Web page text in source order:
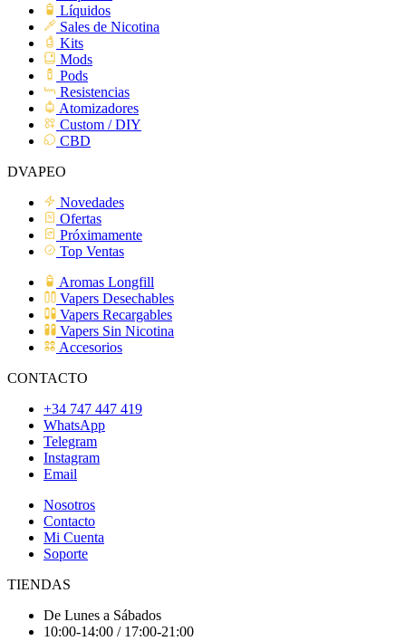
Líquidos
Sales de Nicotina
Kits
Mods
Pods
Resistencias
Atomizadores
Custom / DIY
CBD
DVAPEO
Novedades
Ofertas
Próximamente
Top Ventas
Aromas Longfill
Vapers Desechables
Vapers Recargables
Vapers Sin Nicotina
Accesorios
CONTACTO
+34 747 447 419
WhatsApp
Telegram
Instagram
Email
Nosotros
Contacto
Mi Cuenta
Soporte
TIENDAS
De Lunes a Sábados
10:00-14:00 / 17:00-21:00